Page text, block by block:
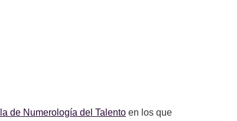
de Numerología del Talento en los que